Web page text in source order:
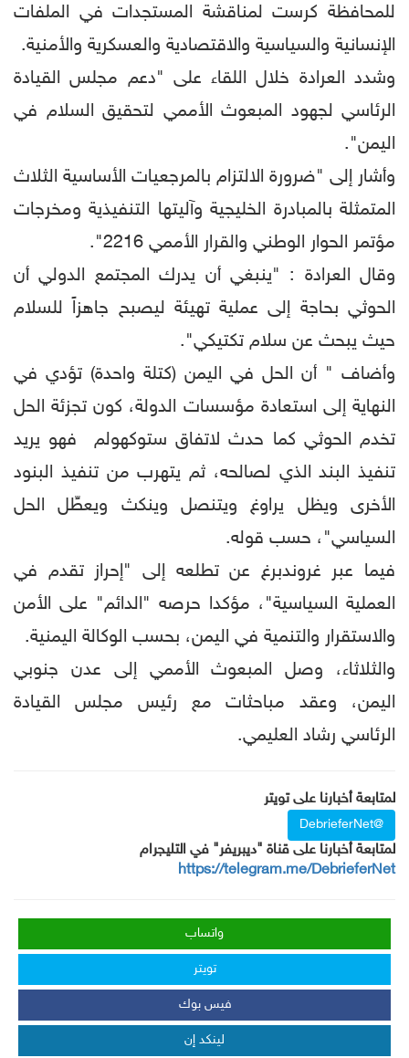
للمحافظة كرست لمناقشة المستجدات في الملفات
الإنسانية والسياسية والاقتصادية والعسكرية والأمنية.
وشدد العرادة خلال اللقاء على "دعم مجلس القيادة
الرئاسي لجهود المبعوث الأممي لتحقيق السلام في
اليمن".
وأشار إلى "ضرورة الالتزام بالمرجعيات الأساسية الثلاث
المتمثلة بالمبادرة الخليجية وآليتها التنفيذية ومخرجات
مؤتمر الحوار الوطني والقرار الأممي 2216".
وقال العرادة : "ينبغي أن يدرك المجتمع الدولي أن
الحوثي بحاجة إلى عملية تهيئة ليصبح جاهزاً للسلام
حيث يبحث عن سلام تكتيكي".
وأضاف " أن الحل في اليمن (كتلة واحدة) تؤدي في
النهاية إلى استعادة مؤسسات الدولة، كون تجزئة الحل
تخدم الحوثي كما حدث لاتفاق ستوكهولم فهو يريد
تنفيذ البند الذي لصالحه، ثم يتهرب من تنفيذ البنود
الأخرى ويظل يراوغ ويتنصل وينكث ويعطِّل الحل
السياسي"، حسب قوله.
فيما عبر غروندبرغ عن تطلعه إلى "إحراز تقدم في
العملية السياسية"، مؤكدا حرصه "الدائم" على الأمن
والاستقرار والتنمية في اليمن، بحسب الوكالة اليمنية.
والثلاثاء، وصل المبعوث الأممي إلى عدن جنوبي
اليمن، وعقد مباحثات مع رئيس مجلس القيادة
الرئاسي رشاد العليمي.
لمتابعة أخبارنا على تويتر
@DebrieferNet
لمتابعة أخبارنا على قناة "ديبريفر" في التليجرام
https://telegram.me/DebrieferNet
واتساب
تويتر
فيس بوك
لينكد إن